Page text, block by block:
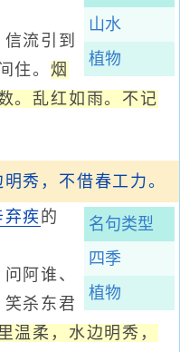
山水
植物
流引到
住。 烟
。乱红如雨。不记
秀，不借春工力。
名句类型
四季
植物
弃疾 的
阿谁、
杀东君
温柔，水边明秀，